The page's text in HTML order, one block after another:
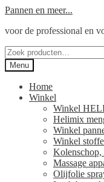
Ga
naar
Ga
de
Pannen en meer...
voor de professional en
Zoeken
naar:
Menu
Home
Winkel
Winkel
Helimix
Winkel
Winkel
Kolenschop,
Massage
Olijfolie